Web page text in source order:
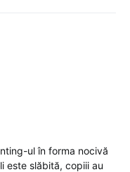
ul în forma nocivă
este slăbită, copiii au